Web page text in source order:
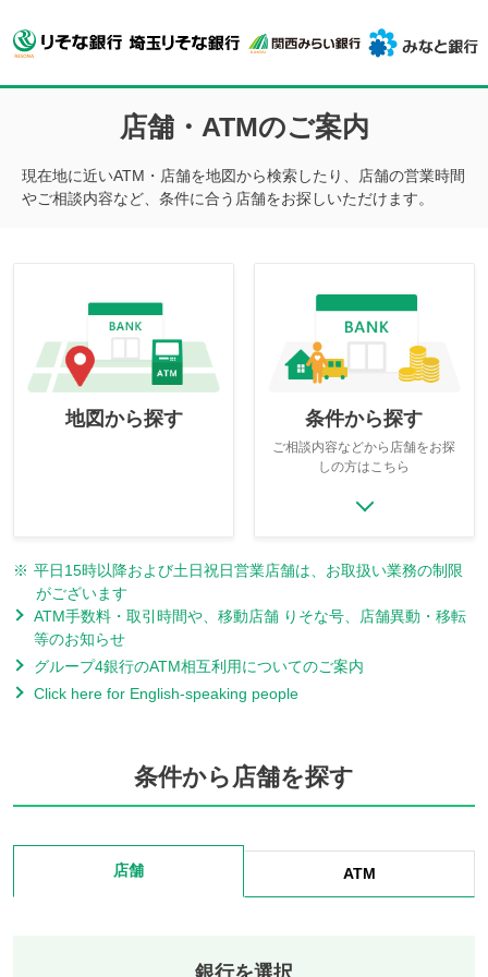
店舗・ATMのご案内
現在地に近いATM・店舗を地図から検索したり、店舗の営業時間
やご相談内容など、条件に合う店舗をお探しいただけます。
地図から探す 条件から探す
ご相談内容などから店舗をお探
しの方はこちら
※ 平日15時以降および土日祝日営業店舗は、お取扱い業務の制限
がございます
ATM手数料・取引時間や、移動店舗 りそな号、店舗異動・移転
等のお知らせ
グループ4銀行のATM相互利用についてのご案内
Click here for English-speaking people
条件から店舗を探す
店舗 ATM
銀行を選択